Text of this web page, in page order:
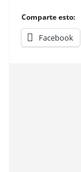
Comparte esto:
Facebook